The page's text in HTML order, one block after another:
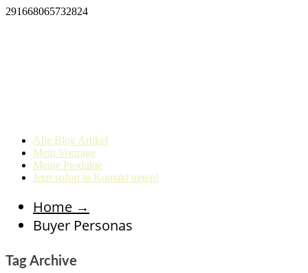
291668065732824
Alle Blog Artikel
Mein Vorträge
Meine Produkte
Jetzt sofort in Kontakt treten!
Home →
Buyer Personas
Tag Archive